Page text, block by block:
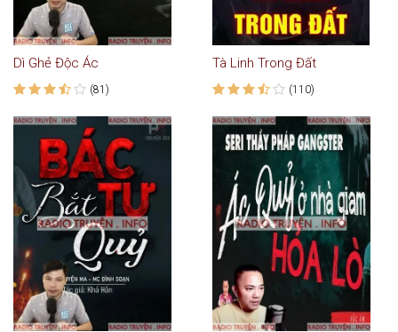
Dì Ghẻ Độc Ác
(81)
Tà Linh Trong Đất
(110)